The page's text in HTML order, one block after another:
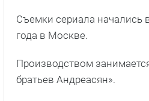
Съемки сериала начались
года в Москве.
Производством
братьев Андреасян».